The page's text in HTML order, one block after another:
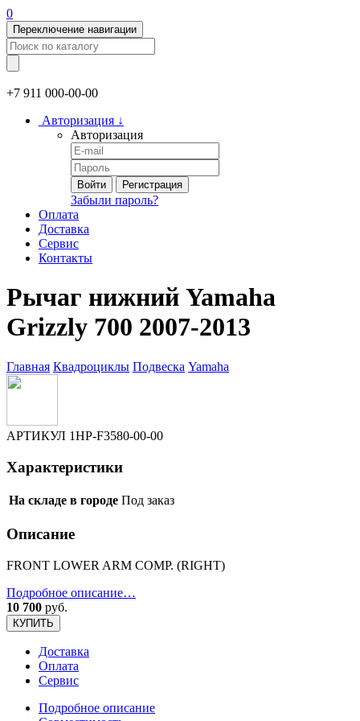
0
Переключение навигации
+7 911 000-00-00
Авторизация ↓
Авторизация
Войти Регистрация
Забыли пароль?
Оплата
Доставка
Сервис
Контакты
Рычаг нижний Yamaha
Grizzly 700 2007-2013
Главная Квадроциклы Подвеска Yamaha
АРТИКУЛ 1HP-F3580-00-00
Характеристики
На складе в городе Под заказ
Описание
FRONT LOWER ARM COMP. (RIGHT)
Подробное описание…
10 700 руб.
КУПИТЬ
Доставка
Оплата
Сервис
Подробное описание